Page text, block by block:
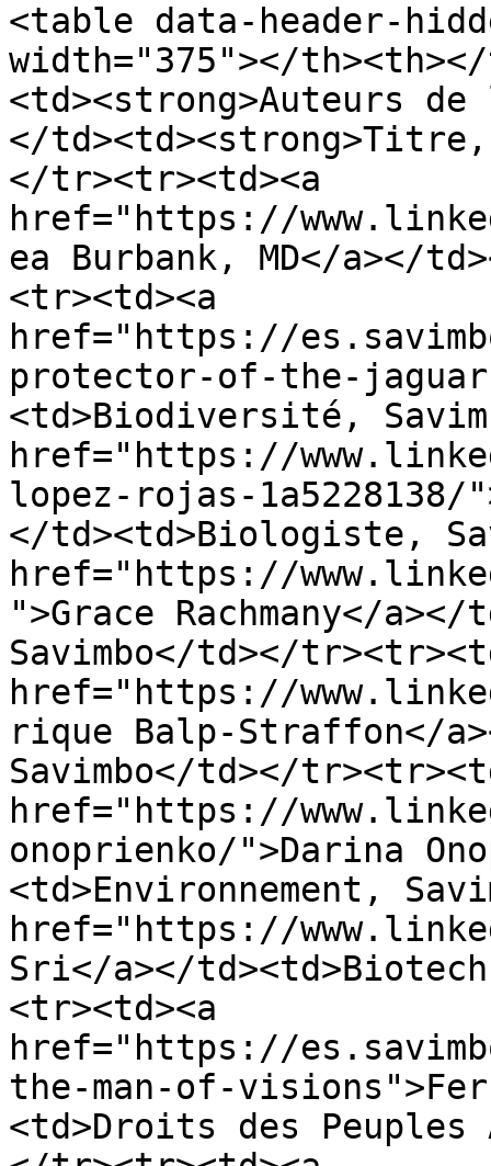
<table data-header-
width="375"></
<td><strong>Auteurs
</
</tr><tr><td><a
href="https://
ea Burbank, MD</a></
<tr><td><a
href="https://
protector-of-the-
<td>Biodiversité,
href="https://
lopez-rojas-1a5228138/
</td><td>Biologiste,
href="https://
">Grace Rachmany</
Savimbo</td></
href="https://
rique Balp-Straffon</
Savimbo</td></
href="https://
onoprienko/">Darina
<td>Environnement,
href="https://
Sri</a></
<tr><td><a
href="https://
the-man-of-
<td>Droits des Peuples